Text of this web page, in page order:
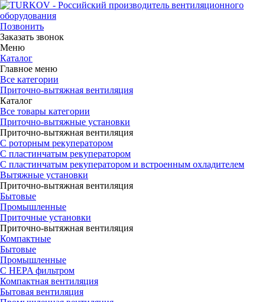
Позвонить
Заказать звонок
Меню
Каталог
Главное меню
Все категории
Приточно-вытяжная вентиляция
Каталог
Все товары категории
Приточно-вытяжные установки
Приточно-вытяжная вентиляция
С роторным рекуператором
С пластинчатым рекуператором
С пластинчатым рекуператором и встроенным охладителем
Вытяжные установки
Приточно-вытяжная вентиляция
Бытовые
Промышленные
Приточные установки
Приточно-вытяжная вентиляция
Компактные
Бытовые
Промышленные
С HEPA фильтром
Компактная вентиляция
Бытовая вентиляция